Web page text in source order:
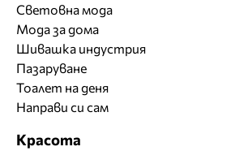
Световна мода
Мода за дома
Шивашка индустрия
Пазаруване
Тоалет на деня
Направи си сам
Красота